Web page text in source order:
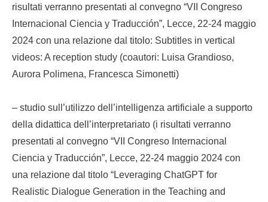
risultati verranno presentati al convegno “VII Congreso
Internacional Ciencia y Traducción”, Lecce, 22-24 maggio
2024 con una relazione dal titolo: Subtitles in vertical
videos: A reception study (coautori: Luisa Grandioso,
Aurora Polimena, Francesca Simonetti)
– studio sull’utilizzo dell’intelligenza artificiale a supporto
della didattica dell’interpretariato (i risultati verranno
presentati al convegno “VII Congreso Internacional
Ciencia y Traducción”, Lecce, 22-24 maggio 2024 con
una relazione dal titolo “Leveraging ChatGPT for
Realistic Dialogue Generation in the Teaching and